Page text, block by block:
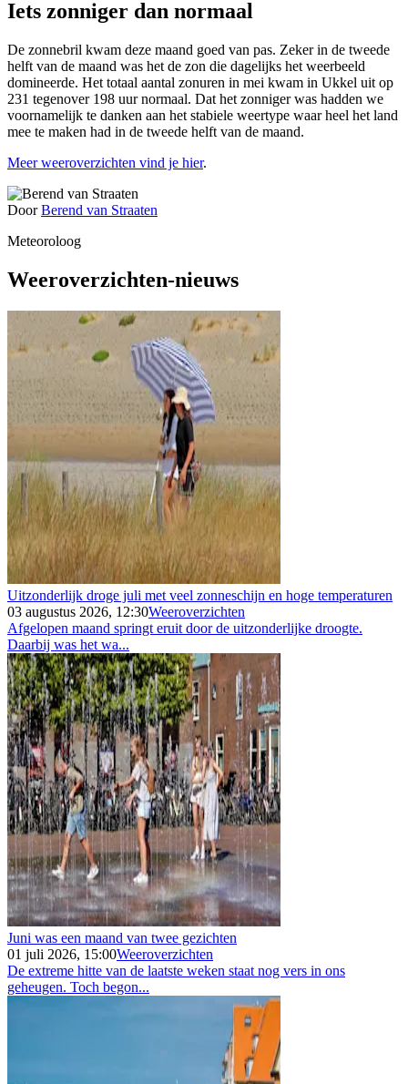
Iets zonniger dan normaal
De zonnebril kwam deze maand goed van pas. Zeker in de tweede
helft van de maand was het de zon die dagelijks het weerbeeld
domineerde. Het totaal aantal zonuren in mei kwam in Ukkel uit op
231 tegenover 198 uur normaal. Dat het zonniger was hadden we
voornamelijk te danken aan het stabiele weertype waar heel het land
mee te maken had in de tweede helft van de maand.
Meer weeroverzichten vind je hier.
DoorBerend van Straaten
Meteoroloog
Weeroverzichten-nieuws
Uitzonderlijk droge juli met veel zonneschijn en hoge temperaturen
03 augustus 2026, 12:30Weeroverzichten
Afgelopen maand springt eruit door de uitzonderlijke droogte.
Daarbij was het wa...
Juni was een maand van twee gezichten
01 juli 2026, 15:00Weeroverzichten
De extreme hitte van de laatste weken staat nog vers in ons
geheugen. Toch begon...